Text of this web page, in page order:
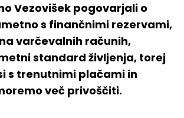
Vezovišek pogovarjali o
s finančnimi rezervami,
varčevalnih računih,
standard življenja, torej
s trenutnimi plačami in
več privoščiti.